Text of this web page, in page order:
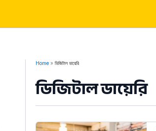
Home ডিজিটাল ডায়েরি
ডিজিটাল ডায়েরি